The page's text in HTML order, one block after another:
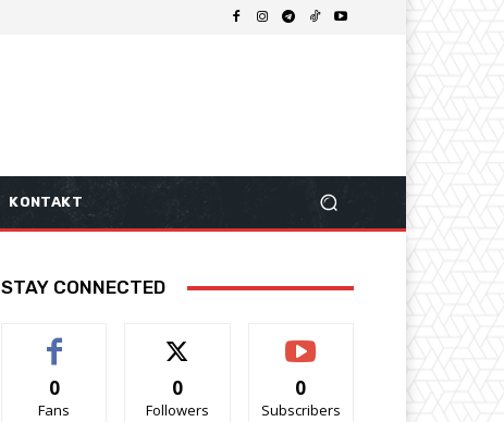
KONTAKT
STAY CONNECTED
0
Fans
0
Followers
0
Subscribers